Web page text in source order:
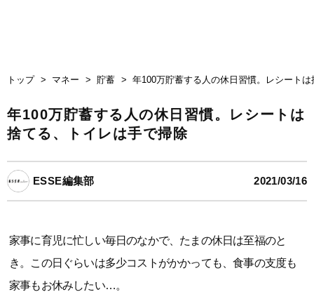
トップ マネー 貯蓄 年100万貯蓄する人の休日習慣。レシート
年100万貯蓄する人の休日習慣。レシートは
捨てる、トイレは手で掃除
ESSE編集部 2021/03/16
家事に育児に忙しい毎日のなかで、たまの休日は至福のと
き。この日ぐらいは多少コストがかかっても、食事の支度も
家事もお休みしたい…。